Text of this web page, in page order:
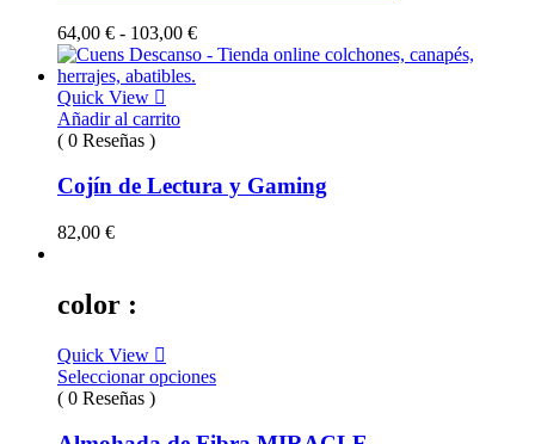
64,00 € - 103,00 €Rango
de
Quick View
Añadir al carrito
( 0 Reseñas )
Cojín de Lectura y Gaming
82,00 €
color :
Quick View
Seleccionar opciones
( 0 Reseñas )